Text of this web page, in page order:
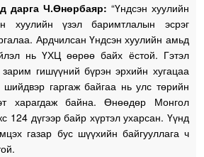
дарга Ч.Өнөрбаяр: “Үндсэн хуулийн
хуулийн үзэл баримтлалын эсрэг
Ардчилсан Үндсэн хуулийн амьд
нь ҮХЦ өөрөө байх ёстой. Гэтэл
гишүүний бүрэн эрхийн хугацаа
гаргаж байгаа нь улс төрийн
харагдаж байна. Өнөөдөр Монгол
124 дүгээр байр хүртэл ухарсан. Үүнд
газар бус шүүхийн байгууллага ч